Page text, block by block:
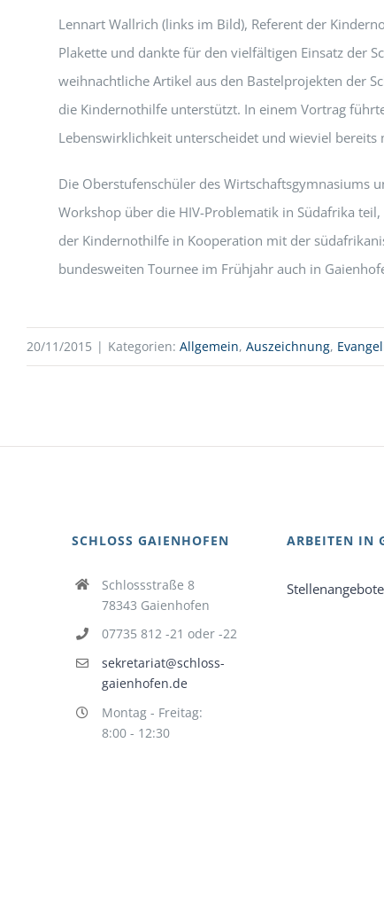
Lennart Wallrich (links im Bild), Referent der
Plakette und dankte für den vielfältigen Einsatz der
weihnachtliche Artikel aus den Bastelprojekten der
die Kindernothilfe unterstützt. In einem Vortrag
Lebenswirklichkeit unterscheidet und wieviel
Die Oberstufenschüler des Wirtschaftsgymnasiums
Workshop über die HIV-Problematik in Südafrika
der Kindernothilfe in Kooperation mit der
bundesweiten Tournee im Frühjahr auch in
20/11/2015 | Kategorien: Allgemein, Auszeichnung,
SCHLOSS GAIENHOFEN
Schlossstraße 8
78343 Gaienhofen
07735 812 -21 oder -22
sekretariat@schloss-
gaienhofen.de
Montag - Freitag:
8:00 - 12:30
ARBEITEN IN
Stellenangebote